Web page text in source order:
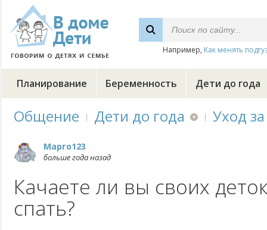
Например, Как менять
Планирование Беременность Дети до года
Общение Дети до года Уход
Марго123
больше года назад
Качаете ли вы своих
спать?